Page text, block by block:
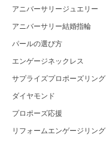
アニバーサリージュエリー
アニバーサリー結婚指輪
パールの選び方
エンゲージネックレス
サプライズプロポーズリング
ダイヤモンド
プロポーズ応援
リフォームエンゲージリング